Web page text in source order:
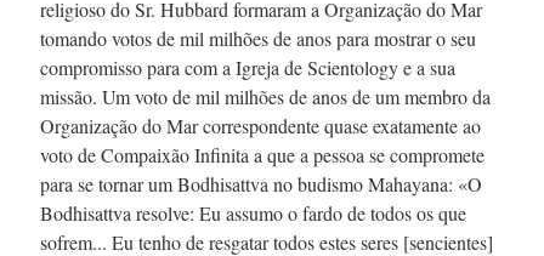
religioso doSr. Hubbard formaram a Organização do Mar
tomando votos de mil milhões de anos para mostrar o seu
compromisso para com a Igreja de Scientology e a sua
missão. Um voto de mil milhões de anos de um membro da
Organização do Mar correspondente quase exatamente ao
voto de Compaixão Infinita a que a pessoa se compromete
para se tornar um Bodhisattva no budismo Mahayana: «O
Bodhisattva resolve: Eu assumo o fardo de todos os que
sofrem... Eu tenho de resgatar todos estes seres [sencientes]